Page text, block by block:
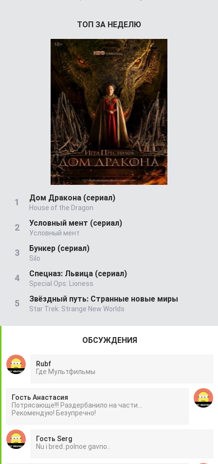
ТОП ЗА НЕДЕЛЮ
Дом Дракона (сериал)
House of the Dragon
Условный мент (сериал)
Условный мент
Бункер (сериал)
Silo
Спецназ: Львица (сериал)
Special Ops: Lioness
Звёздный путь: Странные новые миры
Star Trek: Strange New Worlds
ОБСУЖДЕНИЯ
Rubf
Гдe Mультфильмы
Гость Анастасия
Потрясающе!!! Раздербанило на части...
Рекомендую! Безупречно!
Гость Serg
Nu i bred..polnoe gavno..